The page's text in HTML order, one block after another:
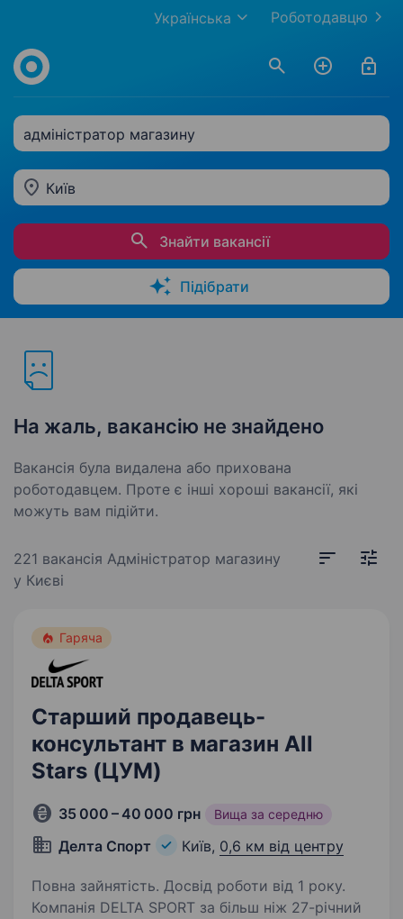
Роботодавцю
Українська
адміністратор магазину
Київ
Знайти вакансії
Підібрати
На жаль, вакансію не знайдено
Вакансія була видалена або прихована
роботодавцем. Проте є інші хороші вакансії, які
можуть вам підійти.
221 вакансія Адміністратор магазину
у Києві
Гаряча
Старший продавець-
консультант в магазин All
Stars (ЦУМ)
35 000 – 40 000 грн Вища за середню
Делта Спорт Київ, 0,6 км від центру
Повна зайнятість. Досвід роботи від 1 року.
Компанія DELTA SPORT за більш ніж 27-річний